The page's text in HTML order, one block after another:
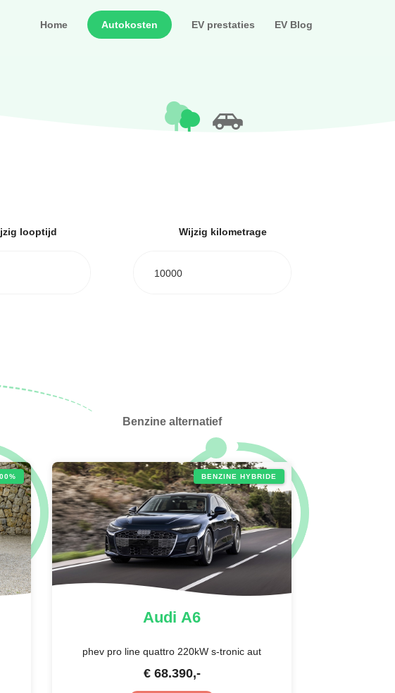
Home Autokosten EV prestaties EV Blog
looptijd Wijzig kilometrage
10000
Benzine alternatief
BENZINE HYBRIDE
Audi A6
phev pro line quattro 220kW s-tronic aut
€ 68.390,-